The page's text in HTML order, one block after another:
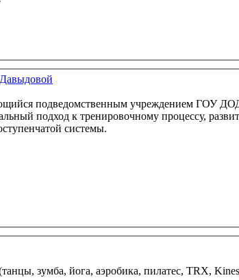
подведомственным учреждением ГОУ
подход к тренировочному процессу,
системы.
зумба, йога, аэробика, пилатес, TRX,